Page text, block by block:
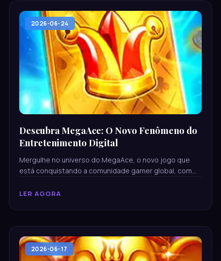
2026-06-24
Descubra MegaAce: O Novo Fenômeno do
Entretenimento Digital
Mergulhe no universo do MegaAce, o novo jogo que
está conquistando a comunidade gamer global, com
como 9lwin.com.
LER AGORA
2026-06-17